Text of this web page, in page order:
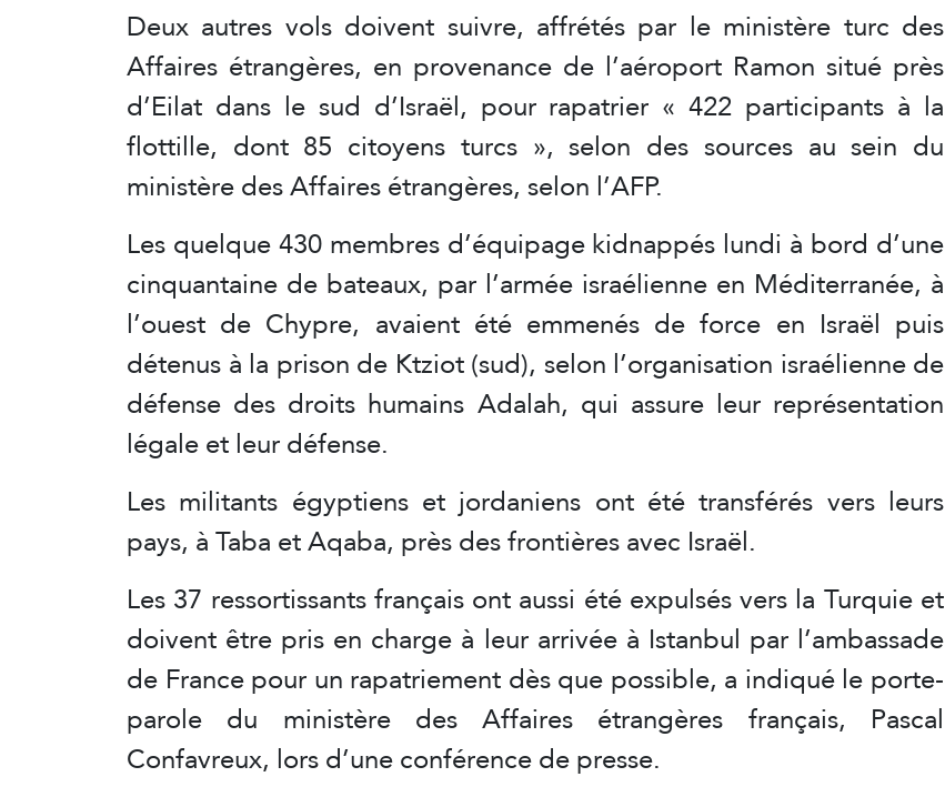
Deux autres vols doivent suivre, affrétés par le ministère turc des
Affaires étrangères, en provenance de l’aéroport Ramon situé près
d’Eilat dans le sud d’Israël, pour rapatrier « 422 participants à la
flottille, dont 85 citoyens turcs », selon des sources au sein du
ministère des Affaires étrangères, selon l’AFP.
Les quelque 430 membres d’équipage kidnappés lundi à bord d’une
cinquantaine de bateaux, par l’armée israélienne en Méditerranée, à
l’ouest de Chypre, avaient été emmenés de force en Israël puis
détenus à la prison de Ktziot (sud), selon l’organisation israélienne de
défense des droits humains Adalah, qui assure leur représentation
légale et leur défense.
Les militants égyptiens et jordaniens ont été transférés vers leurs
pays, à Taba et Aqaba, près des frontières avec Israël.
Les 37 ressortissants français ont aussi été expulsés vers la Turquie et
doivent être pris en charge à leur arrivée à Istanbul par l’ambassade
de France pour un rapatriement dès que possible, a indiqué le porte-
parole du ministère des Affaires étrangères français, Pascal
Confavreux, lors d’une conférence de presse.